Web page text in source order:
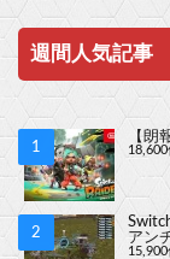
週間人気記事
【朗
アン